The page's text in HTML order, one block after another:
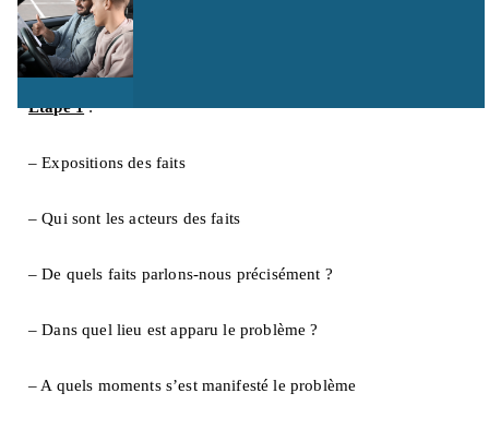
problème
Étape 1:
– Expositions des faits
– Qui sont les acteurs des faits
– De quels faits parlons-nous précisément ?
– Dans quel lieu est apparu le problème ?
– A quels moments s’est manifesté le problème